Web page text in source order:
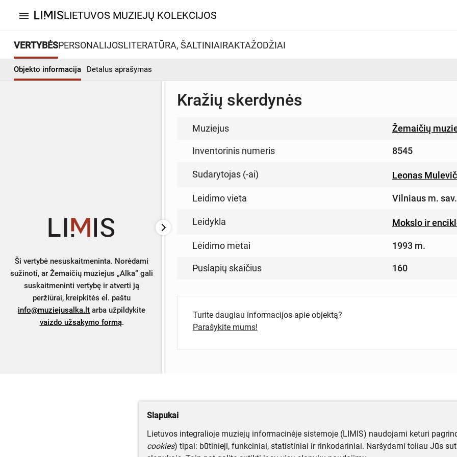
menu LIETUVOS MUZIEJŲ KOLEKCIJOS
VERTYBĖSPERSONALIJOSLITERATŪRA, ŠALTINIAIRAKTAŽODŽIAI
Objekto informacija Detalus aprašymas
Ši vertybė nesuskaitmeninta. Norėdami
sužinoti, ar Žemaičių muziejus „Alka“ gali
suskaitmeninti vertybę ir atverti ją
peržiūrai, kreipkitės el. paštu
info@muziejusalka.lt arba užpildykite
vaizdo užsakymo formą.
Kražių skerdynės
Muziejus Žemaičių
Inventorinis numeris 8545
Sudarytojas (-ai) Leonas
Leidimo vieta Vilniaus m.
Leidykla Mokslo ir
Leidimo metai 1993 m.
Puslapių skaičius 160
Turite daugiau informacijos apie objektą?
Parašykite mums!
Slapukai
Lietuvos integralioje muziejų informacinėje sistemoje (LIMIS) naudojami keturi
cookies) tipai: būtinieji, funkciniai, statistiniai ir rinkodariniai. Naršydami toliau Jūs